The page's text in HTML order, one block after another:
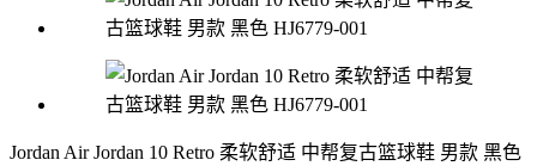
Jordan Air Jordan 10 Retro 柔软舒适 中帮复古篮球鞋 男款 黑色